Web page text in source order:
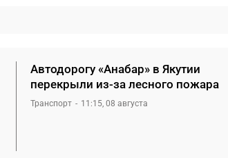
Автодорогу «Анабар» в Якутии
перекрыли из-за лесного пожара
Транспорт 11:15, 08 августа